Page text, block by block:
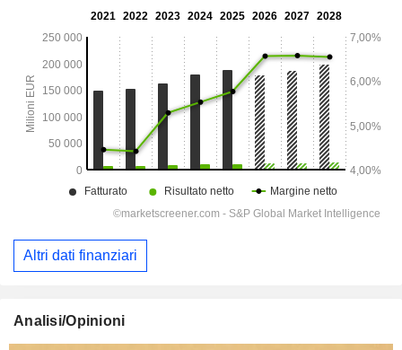
Altri dati finanziari
Analisi/Opinioni